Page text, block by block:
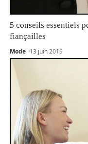
5 conseils essentiels
fiançailles
Mode 13 juin 2019